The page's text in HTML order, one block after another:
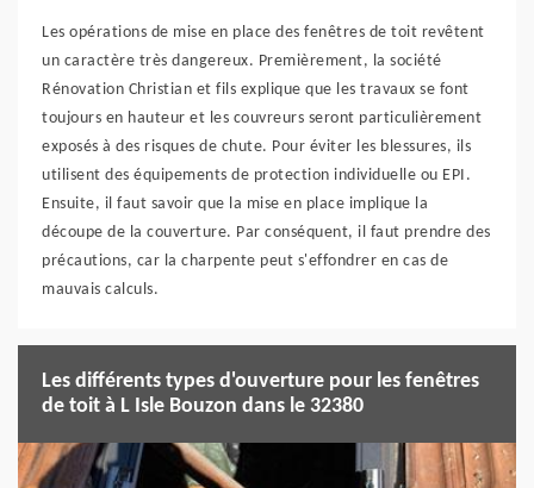
Les opérations de mise en place des fenêtres de toit revêtent
un caractère très dangereux. Premièrement, la société
Rénovation Christian et fils explique que les travaux se font
toujours en hauteur et les couvreurs seront particulièrement
exposés à des risques de chute. Pour éviter les blessures, ils
utilisent des équipements de protection individuelle ou EPI.
Ensuite, il faut savoir que la mise en place implique la
découpe de la couverture. Par conséquent, il faut prendre des
précautions, car la charpente peut s'effondrer en cas de
mauvais calculs.
Les différents types d'ouverture pour les fenêtres
de toit à L Isle Bouzon dans le 32380